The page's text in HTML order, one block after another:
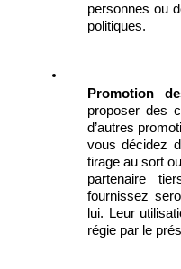
personnes ou
politiques.
Promotion
proposer des
d’autres
vous décidez
tirage au sort
partenaire
fournissez
lui. Leur
régie par le